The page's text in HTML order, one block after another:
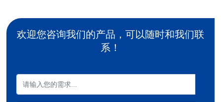
欢迎您咨询我们的产品，可以随时和我们联
系！